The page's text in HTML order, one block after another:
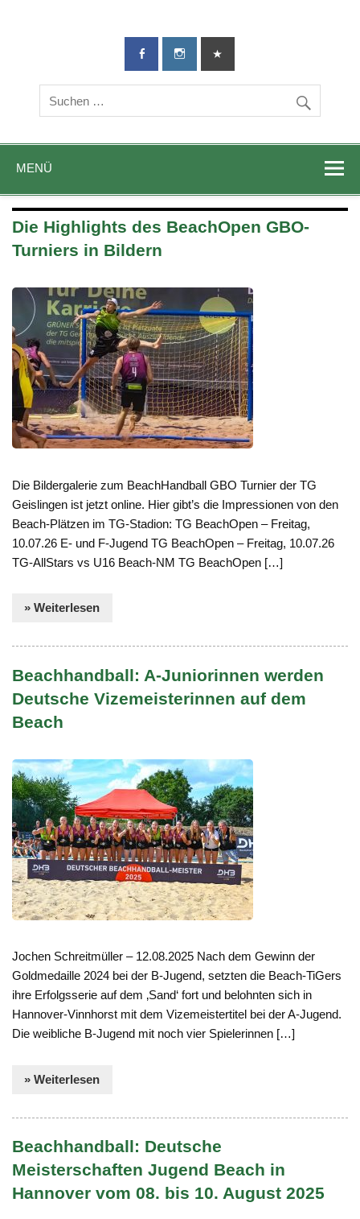
TG-Geislingen
DIE Sportadresse in Geislingen!
MENÜ
Die Highlights des BeachOpen GBO-
Turniers in Bildern
Die Bildergalerie zum BeachHandball GBO Turnier der TG
Geislingen ist jetzt online. Hier gibt’s die Impressionen von den
Beach-Plätzen im TG-Stadion: TG BeachOpen – Freitag,
10.07.26 E- und F-Jugend TG BeachOpen – Freitag, 10.07.26
TG-AllStars vs U16 Beach-NM TG BeachOpen […]
» Weiterlesen
Beachhandball: A-Juniorinnen werden
Deutsche Vizemeisterinnen auf dem
Beach
Jochen Schreitmüller – 12.08.2025 Nach dem Gewinn der
Goldmedaille 2024 bei der B-Jugend, setzten die Beach-TiGers
ihre Erfolgsserie auf dem ‚Sand‘ fort und belohnten sich in
Hannover-Vinnhorst mit dem Vizemeistertitel bei der A-Jugend.
Die weibliche B-Jugend mit noch vier Spielerinnen […]
» Weiterlesen
Beachhandball: Deutsche
Meisterschaften Jugend Beach in
Hannover vom 08. bis 10. August 2025